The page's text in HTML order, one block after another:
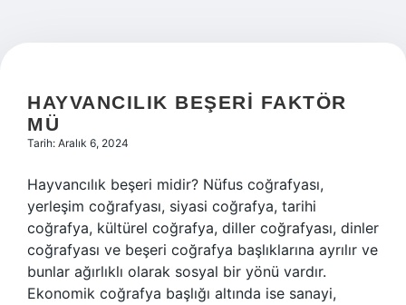
HAYVANCILIK BEŞERI FAKTÖR
MÜ
Tarih: Aralık 6, 2024
Hayvancılık beşeri midir? Nüfus coğrafyası,
yerleşim coğrafyası, siyasi coğrafya, tarihi
coğrafya, kültürel coğrafya, diller coğrafyası, dinler
coğrafyası ve beşeri coğrafya başlıklarına ayrılır ve
bunlar ağırlıklı olarak sosyal bir yönü vardır.
Ekonomik coğrafya başlığı altında ise sanayi,